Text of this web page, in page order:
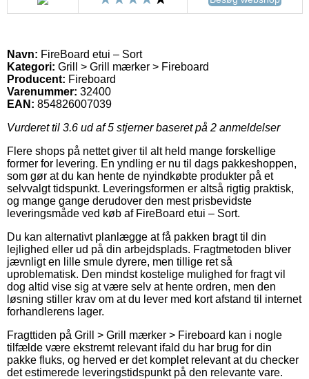
Navn: FireBoard etui – Sort
Kategori: Grill > Grill mærker > Fireboard
Producent: Fireboard
Varenummer: 32400
EAN: 854826007039
Vurderet til 3.6 ud af 5 stjerner baseret på 2 anmeldelser
Flere shops på nettet giver til alt held mange forskellige
former for levering. En yndling er nu til dags pakkeshoppen,
som gør at du kan hente de nyindkøbte produkter på et
selvvalgt tidspunkt. Leveringsformen er altså rigtig praktisk,
og mange gange derudover den mest prisbevidste
leveringsmåde ved køb af FireBoard etui – Sort.
Du kan alternativt planlægge at få pakken bragt til din
lejlighed eller ud på din arbejdsplads. Fragtmetoden bliver
jævnligt en lille smule dyrere, men tillige ret så
uproblematisk. Den mindst kostelige mulighed for fragt vil
dog altid vise sig at være selv at hente ordren, men den
løsning stiller krav om at du lever med kort afstand til internet
forhandlerens lager.
Fragttiden på Grill > Grill mærker > Fireboard kan i nogle
tilfælde være ekstremt relevant ifald du har brug for din
pakke fluks, og herved er det komplet relevant at du checker
det estimerede leveringstidspunkt på den relevante vare.